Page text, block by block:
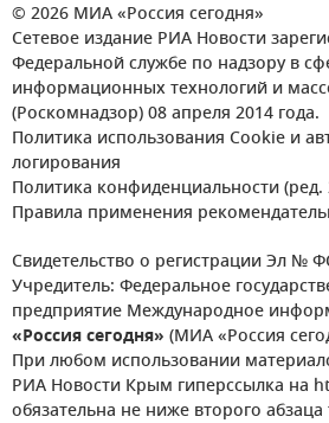
© 2026 МИА «Россия сегодня»
Сетевое издание РИА Новости
Федеральной службе по надзору в
информационных технологий и
(Роскомнадзор) 08 апреля 2014 года.
Политика использования Cookie и
логирования
Политика конфиденциальности (ред.
Правила применения
Свидетельство о регистрации Эл №
Учредитель: Федеральное
предприятие Международное
«Россия сегодня» (МИА «Россия
При любом использовании
РИА Новости Крым гиперссылка на
обязательна не ниже второго абзаца